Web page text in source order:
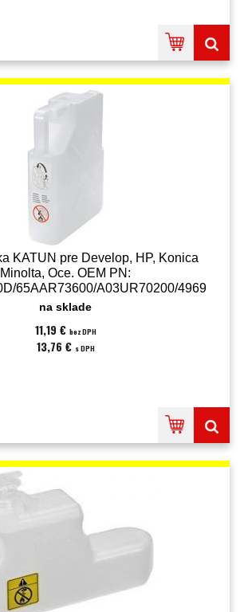
KATUN pre Develop, HP, Konica
Minolta, Oce. OEM PN:
65AAR73600/A03UR70200/4969-
01/65AA-2450 (50819)
na sklade
11,19 € bez DPH
13,76 € s DPH